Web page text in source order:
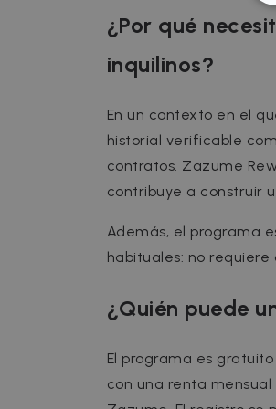
¿Por qué
inquilinos?
En un contexto en el
historial verificable
contratos. Zazume
contribuye a construir
Además, el programa
habituales: no
¿Quién puede
El programa es
con una renta